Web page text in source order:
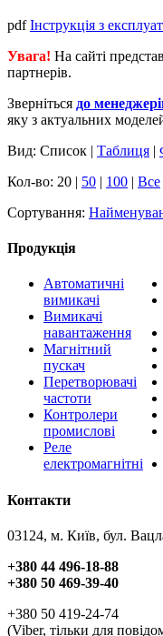
pdf Інструкція з
Увага! На сайті
партнерів.
Зверніться до
яку з актуальних
Вид: Список | Таблиця |
Кол-во: 20 | 50 | 100 | Все
Сортування:
Продукція
Автоматичні
вимикачі
Вимикачі
навантаження
Магнітний
пускач
Перетворювачі
частоти
Контролери
промислові
Реле
електромагнітні
Контакти
03124, м. Київ, бул.
+380 44 496-18-88
+380 50 469-39-40
+380 50 419-24-74
(Viber, тільки для